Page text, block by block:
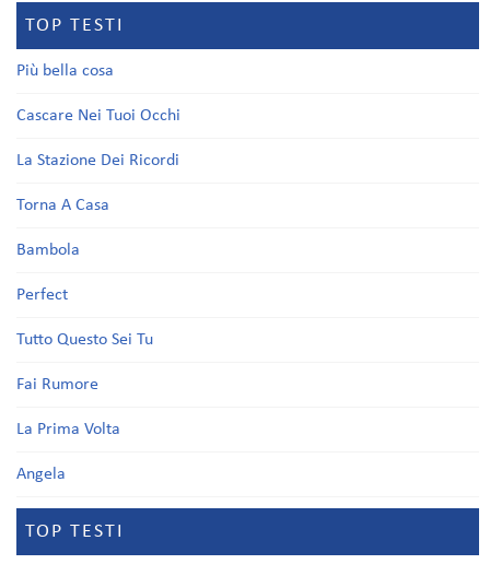
TOP TESTI
Più bella cosa
Cascare Nei Tuoi Occhi
La Stazione Dei Ricordi
Torna A Casa
Bambola
Perfect
Tutto Questo Sei Tu
Fai Rumore
La Prima Volta
Angela
TOP TESTI